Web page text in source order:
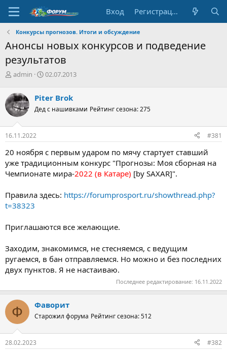
Вход Регистрация
Конкурсы прогнозов. Итоги и обсуждение
Анонсы новых конкурсов и подведение
результатов
А
т
о
р
т
е
м
admin
Д
а
н
ч
а
02.07.2013
Piter Brok
Дед с нашивками Рейтинг сезона: 275
16.11.2022 #381
20 ноября с первым ударом по мячу стартует ставший
уже традиционным конкурс "Прогнозы: Моя сборная на
Чемпионате мира-2022 (в Катаре) [by SAXAR]".
Правила здесь: https://forumprosport.ru/showthread.php?
t=38323
Приглашаются все желающие.
Заходим, знакомимся, не стесняемся, с ведущим
ругаемся, в бан отправляемся. Но можно и без последних
двух пунктов. Я не настаиваю.
Последнее редактирование: 16.11.2022
Ф Фаворит
Старожил форума Рейтинг сезона: 512
28.02.2023 #382